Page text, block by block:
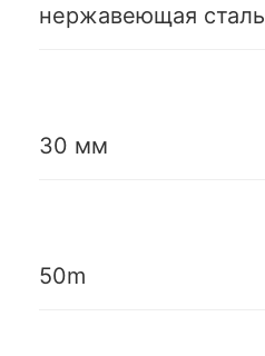
нержавеющая сталь
30 мм
50m